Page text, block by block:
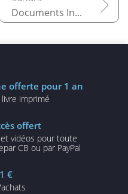
Documents InDesign
offerte pour 1 an
livre imprimé
offert
vidéos pour toute
par CB ou par PayPal
€